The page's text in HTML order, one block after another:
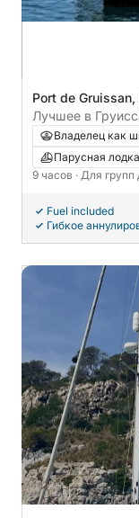
Port de
Лучшее в
день на
Владелец как
Парусная лодка
9 часов · Для
Fuel included
Гибкое